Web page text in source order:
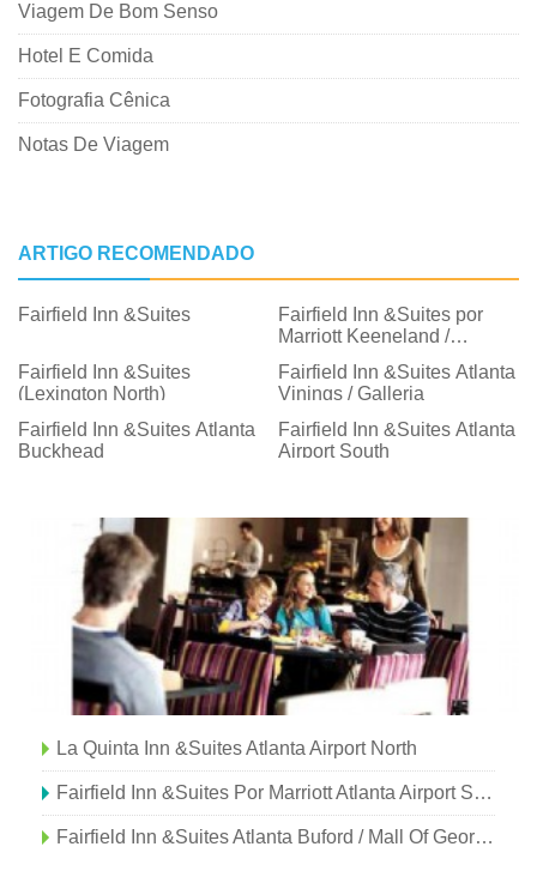
Viagem De Bom Senso
Hotel E Comida
Fotografia Cênica
Notas De Viagem
ARTIGO RECOMENDADO
Fairfield Inn &Suites
Fairfield Inn &Suites por
Marriott Keeneland /
Fairfield Inn &Suites
(Lexington North)
Fairfield Inn &Suites Atlanta
Vinings / Galleria
Fairfield Inn &Suites Atlanta
Buckhead
Fairfield Inn &Suites Atlanta
Airport South
La Quinta Inn &Suites Atlanta Airport North
Fairfield Inn &Suites Por Marriott Atlanta Airport South / Sullivan Road
Fairfield Inn &Suites Atlanta Buford / Mall Of Georgia